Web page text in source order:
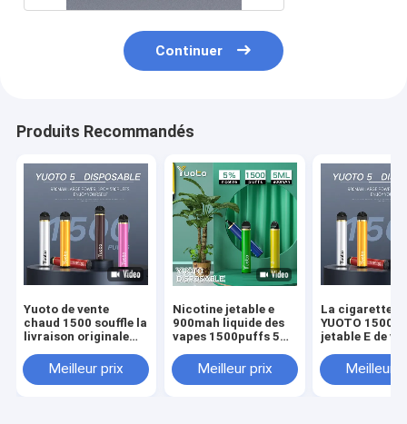
Continuer
Produits Recommandés
Yuoto de vente
chaud 1500 souffle la
livraison originale
YUOTO Vape
rapidement
Meilleur prix
Nicotine jetable e
900mah liquide des
vapes 1500puffs 5ml
Meilleur prix
La cigarette
YUOTO 1500
jetable E de
la vente 6ml
dans Moyen-
Meilleur